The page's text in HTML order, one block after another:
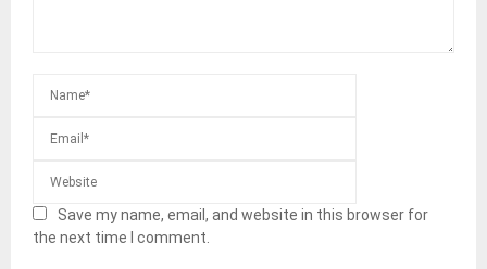
Save my name, email, and website in this browser for
the next time I comment.